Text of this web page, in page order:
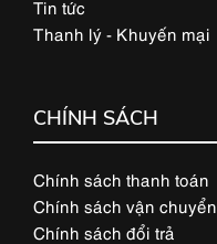
Tin tức
Thanh lý - Khuyến mại
CHÍNH SÁCH
Chính sách thanh toán
Chính sách vận chuyển
Chính sách đổi trả